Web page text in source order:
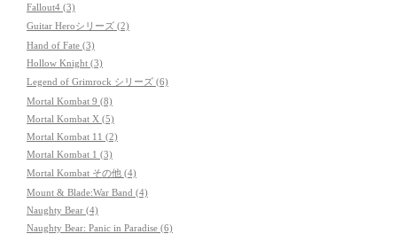
Fallout4 (3)
Guitar Heroシリーズ (2)
Hand of Fate (3)
Hollow Knight (3)
Legend of Grimrock シリーズ (6)
Mortal Kombat 9 (8)
Mortal Kombat X (5)
Mortal Kombat 11 (2)
Mortal Kombat 1 (3)
Mortal Kombat その他 (4)
Mount & Blade:War Band (4)
Naughty Bear (4)
Naughty Bear: Panic in Paradise (6)